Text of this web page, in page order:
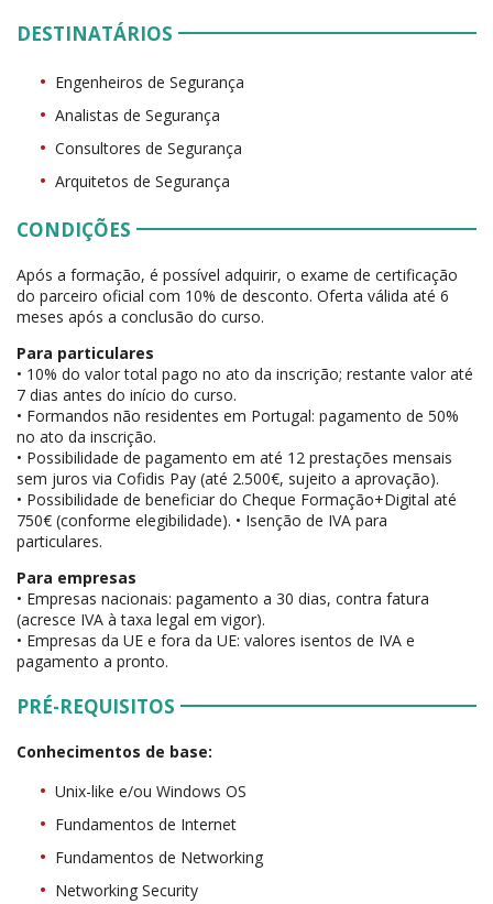
DESTINATÁRIOS
Engenheiros de Segurança
Analistas de Segurança
Consultores de Segurança
Arquitetos de Segurança
CONDIÇÕES
Após a formação, é possível adquirir, o exame de certificação
do parceiro oficial com 10% de desconto. Oferta válida até 6
meses após a conclusão do curso.
Para particulares
• 10% do valor total pago no ato da inscrição; restante valor até
7 dias antes do início do curso.
• Formandos não residentes em Portugal: pagamento de 50%
no ato da inscrição.
• Possibilidade de pagamento em até 12 prestações mensais
sem juros via Cofidis Pay (até 2.500€, sujeito a aprovação).
• Possibilidade de beneficiar do Cheque Formação+Digital até
750€ (conforme elegibilidade). • Isenção de IVA para
particulares.
Para empresas
• Empresas nacionais: pagamento a 30 dias, contra fatura
(acresce IVA à taxa legal em vigor).
• Empresas da UE e fora da UE: valores isentos de IVA e
pagamento a pronto.
PRÉ-REQUISITOS
Conhecimentos de base:
Unix-like e/ou Windows OS
Fundamentos de Internet
Fundamentos de Networking
Networking Security